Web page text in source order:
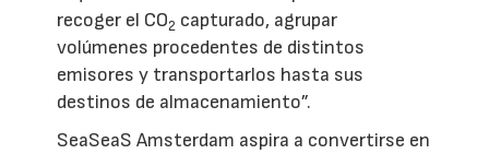
recoger el CO2 capturado, agrupar
volúmenes procedentes de distintos
emisores y transportarlos hasta sus
destinos de almacenamiento”.
SeaSeaS Amsterdam aspira a convertirse en